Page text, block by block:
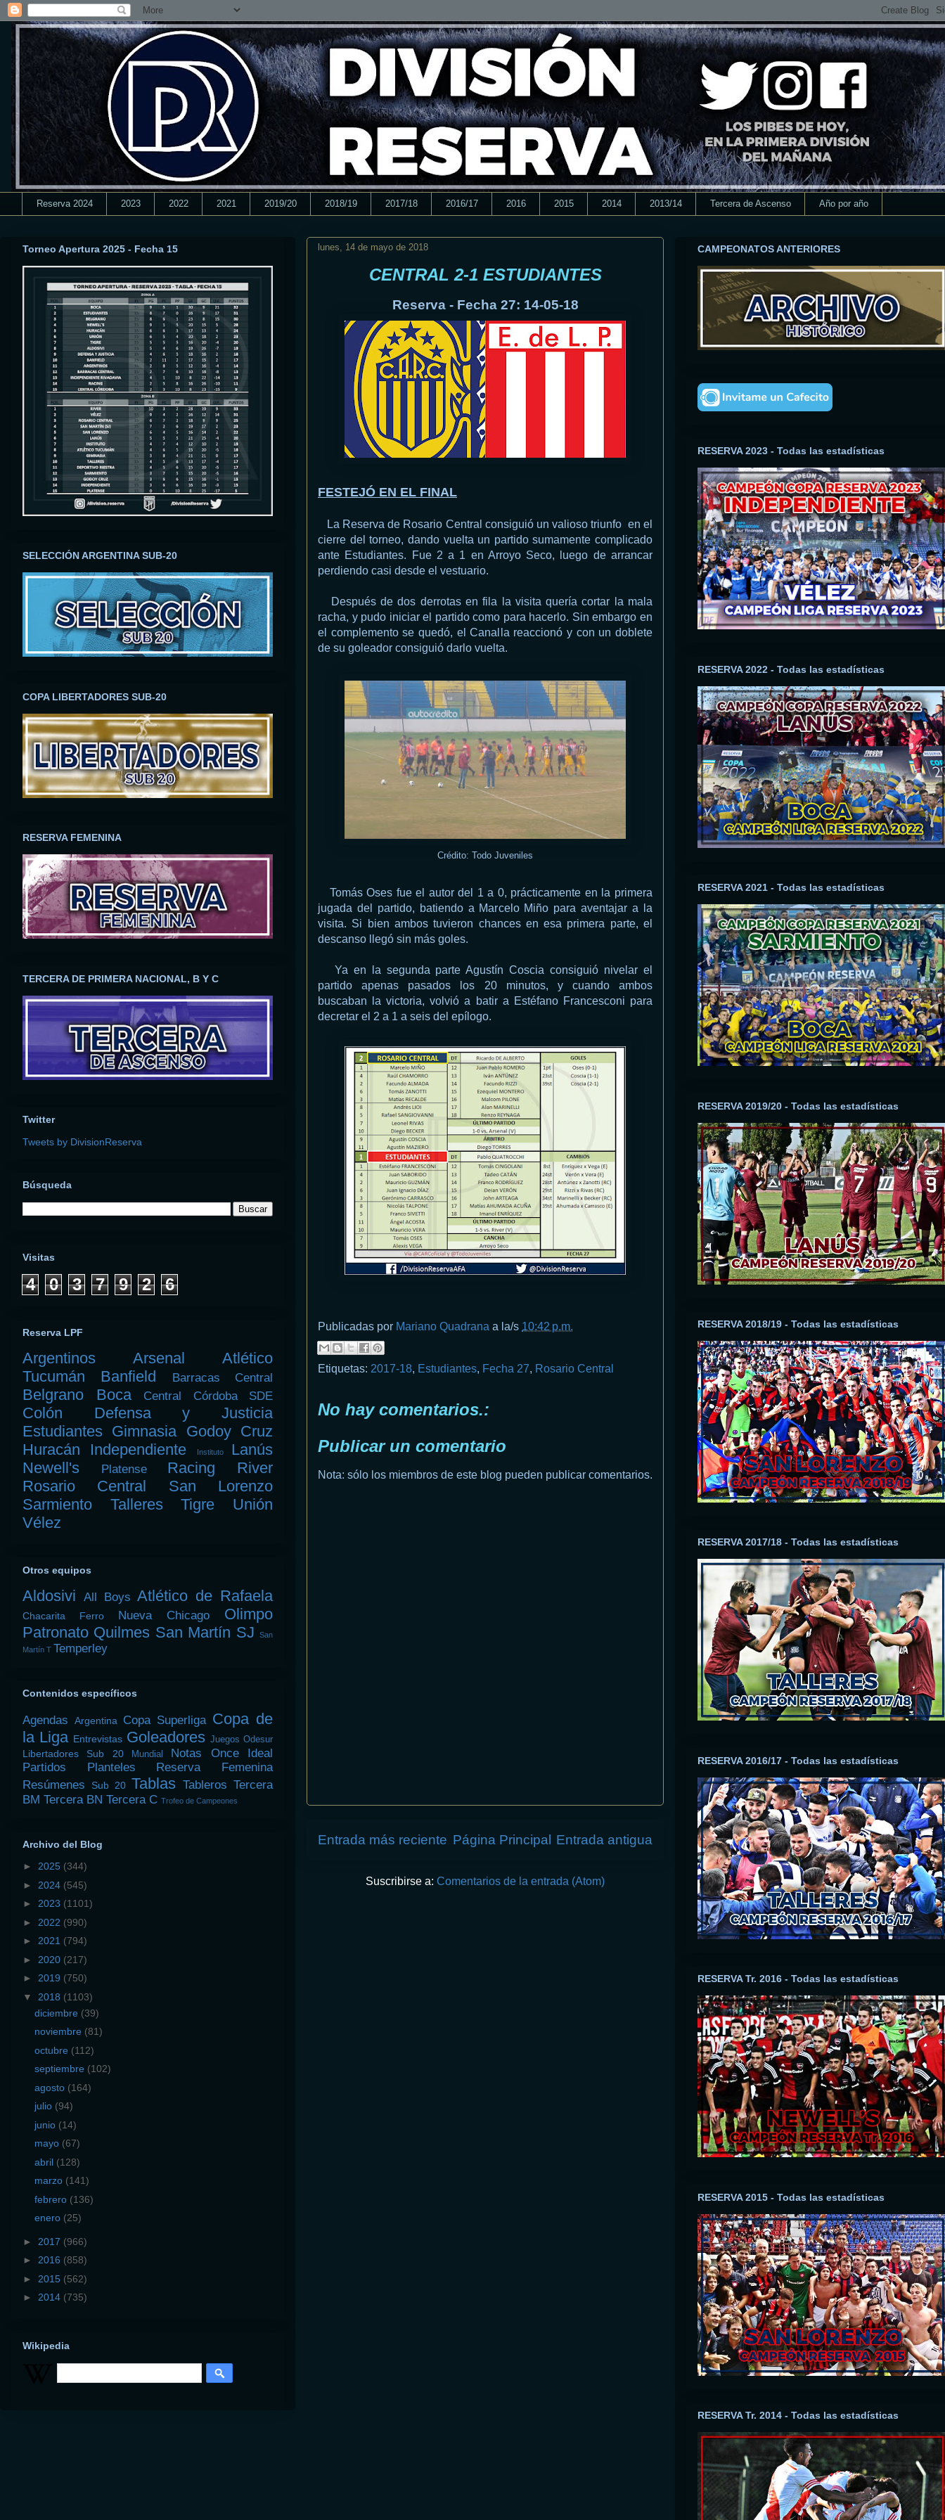
Reserva 2024 2023 2022 2021 2019/20 2018/19 2017/18 2016/17 2016 2015 2014 2013/14 Tercera de Ascenso Año por año
lunes, 14 de mayo de 2018
CENTRAL 2-1 ESTUDIANTES
Reserva - Fecha 27: 14-05-18
FESTEJÓ EN EL FINAL
La Reserva de Rosario Central consiguió un valioso triunfo en el
cierre del torneo, dando vuelta un partido sumamente complicado
ante Estudiantes. Fue 2 a 1 en Arroyo Seco, luego de arrancar
perdiendo casi desde el vestuario.
Después de dos derrotas en fila la visita quería cortar la mala
racha, y pudo iniciar el partido como para hacerlo. Sin embargo en
el complemento se quedó, el Canalla reaccionó y con un doblete
de su goleador consiguió darlo vuelta.
Crédito: Todo Juveniles
Tomás Oses fue el autor del 1 a 0, prácticamente en la primera
jugada del partido, batiendo a Marcelo Miño para aventajar a la
visita. Si bien ambos tuvieron chances en esa primera parte, el
descanso llegó sin más goles.
Ya en la segunda parte Agustín Coscia consiguió nivelar el
partido apenas pasados los 20 minutos, y cuando ambos
buscaban la victoria, volvió a batir a Estéfano Francesconi para
decretar el 2 a 1 a seis del epílogo.
Publicadas por Mariano Quadrana a la/s 10:42 p.m.
Etiquetas: 2017-18, Estudiantes, Fecha 27, Rosario Central
No hay comentarios.:
Publicar un comentario
Nota: sólo los miembros de este blog pueden publicar comentarios.
Entrada más reciente Entrada antigua
Página Principal
Suscribirse a: Comentarios de la entrada (Atom)
Torneo Apertura 2025 - Fecha 15
SELECCIÓN ARGENTINA SUB-20
COPA LIBERTADORES SUB-20
RESERVA FEMENINA
TERCERA DE PRIMERA NACIONAL, B Y C
Twitter
Tweets by DivisionReserva
Búsqueda
Visitas
4 0 3 7 9 2 6
Reserva LPF
Argentinos Arsenal
Atlético
Tucumán
Banfield Barracas Central
Belgrano Boca Central Córdoba SDE
Colón
Defensa y Justicia
Estudiantes Gimnasia Godoy Cruz
Huracán
Independiente Instituto
Lanús
Newell's
Platense Racing
River
Rosario Central
San Lorenzo
Sarmiento
Talleres Tigre
Unión
Vélez
Otros equipos
Aldosivi All Boys Atlético de Rafaela
Chacarita Ferro Nueva Chicago
Olimpo
Patronato Quilmes San Martín SJ
San
Martín T Temperley
Contenidos específicos
Agendas Argentina Copa Superliga Copa de
la Liga Entrevistas Goleadores Juegos Odesur
Libertadores Sub 20 Mundial Notas
Once Ideal
Partidos
Planteles
Reserva Femenina
Resúmenes
Sub 20 Tablas Tableros Tercera
BM Tercera BN Tercera C Trofeo de Campeones
Archivo del Blog
► 2025 (344)
► 2024 (545)
► 2023 (1101)
► 2022 (990)
► 2021 (794)
► 2020 (217)
► 2019 (750)
▼ 2018 (1103)
diciembre (39)
noviembre (81)
octubre (112)
septiembre (102)
agosto (164)
julio (94)
junio (14)
mayo (67)
abril (128)
marzo (141)
febrero (136)
enero (25)
► 2017 (966)
► 2016 (858)
► 2015 (562)
► 2014 (735)
Wikipedia
CAMPEONATOS ANTERIORES
RESERVA 2023 - Todas las estadísticas
RESERVA 2022 - Todas las estadísticas
RESERVA 2021 - Todas las estadísticas
RESERVA 2019/20 - Todas las estadísticas
RESERVA 2018/19 - Todas las estadísticas
RESERVA 2017/18 - Todas las estadísticas
RESERVA 2016/17 - Todas las estadísticas
RESERVA Tr. 2016 - Todas las estadísticas
RESERVA 2015 - Todas las estadísticas
RESERVA Tr. 2014 - Todas las estadísticas